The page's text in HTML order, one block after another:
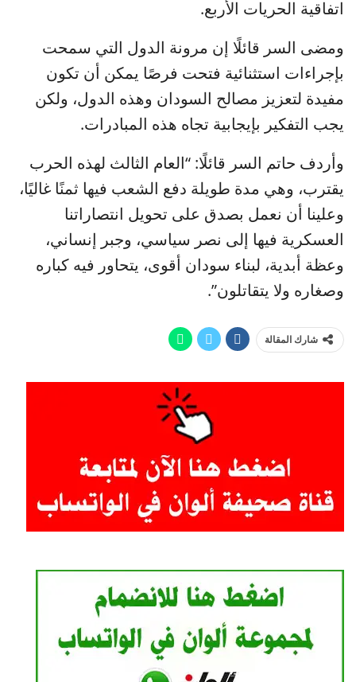
اتفاقية الحريات الأربع.
ومضى السر قائلًا إن مرونة الدول التي سمحت
بإجراءات استثنائية فتحت فرصًا يمكن أن تكون
مفيدة لتعزيز مصالح السودان وهذه الدول، ولكن
يجب التفكير بإيجابية تجاه هذه المبادرات.
وأردف حاتم السر قائلًا: “العام الثالث لهذه الحرب
يقترب، وهي مدة طويلة دفع الشعب فيها ثمنًا غاليًا،
وعلينا أن نعمل بصدق على تحويل انتصاراتنا
العسكرية فيها إلى نصر سياسي، وجبر إنساني،
وعظة أبدية، لبناء سودان أقوى، يتحاور فيه كباره
وصغاره ولا يتقاتلون”.
شارك المقالة